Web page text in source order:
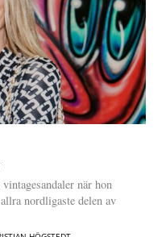
när hon
nordligaste delen av